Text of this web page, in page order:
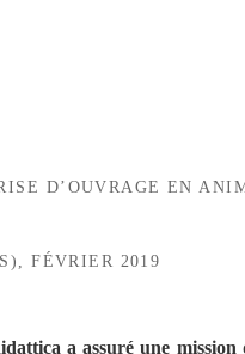
D’OUVRAGE EN
FÉVRIER 2019
a assuré une